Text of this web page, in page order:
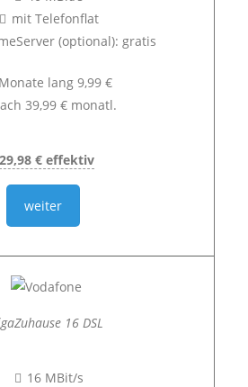
mit Telefonflat
(optional): gratis
lang 9,99 €
39,99 € monatl.
29,98 € effektiv
weiter
16 DSL
16 MBit/s